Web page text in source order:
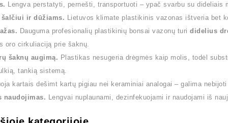
Lengva perstatyti, pernešti, transportuoti – ypač svarbu su dideliais
šalčiui ir dūžiams. Lietuvos klimate plastikinis vazonas ištveria bet
Dauguma profesionalių plastikinių bonsai vazonų turi didelius
oro cirkuliaciją prie šaknų.
šaknų augimą. Plastikas nesugeria drėgmės kaip molis, todėl
tankią sistemą.
kartais dešimt kartų pigiau nei keraminiai analogai – galima
naudojimas. Lengvai nuplaunami, dezinfekuojami ir naudojami iš